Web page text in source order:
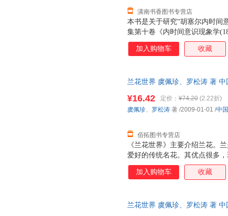
本书是关于研究“胡塞尔内时间
集第十卷《内时间意识现象学
塞尔生前已发表著作和身后被
与分析入手，对胡塞尔内时间
潢南书香图书专营店
加入购物车 收藏
兰花世界 虞佩珍、罗松涛 著
《兰花世界》主要介绍兰花。
爱好的传统名花。其优点很多
色清、姿清、韵清”（董必武语
清而不聚，随风徐徐飘来，令
长”（郑燮：“题兰”诗）是也。
¥16.42 定价： ¥74.20 (2.22折)
佰拓图书专营店
虞佩珍、 罗松涛 著 /2009-01-01 /中
加入购物车 收藏
兰花世界 虞佩珍、罗松涛 著